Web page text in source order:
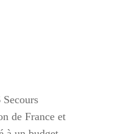
de France et